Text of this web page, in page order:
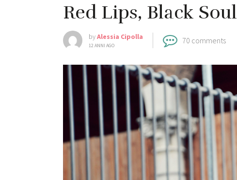
Red Lips, Black Soul
byAlessia Cipolla
12 ANNI AGO
70 comments